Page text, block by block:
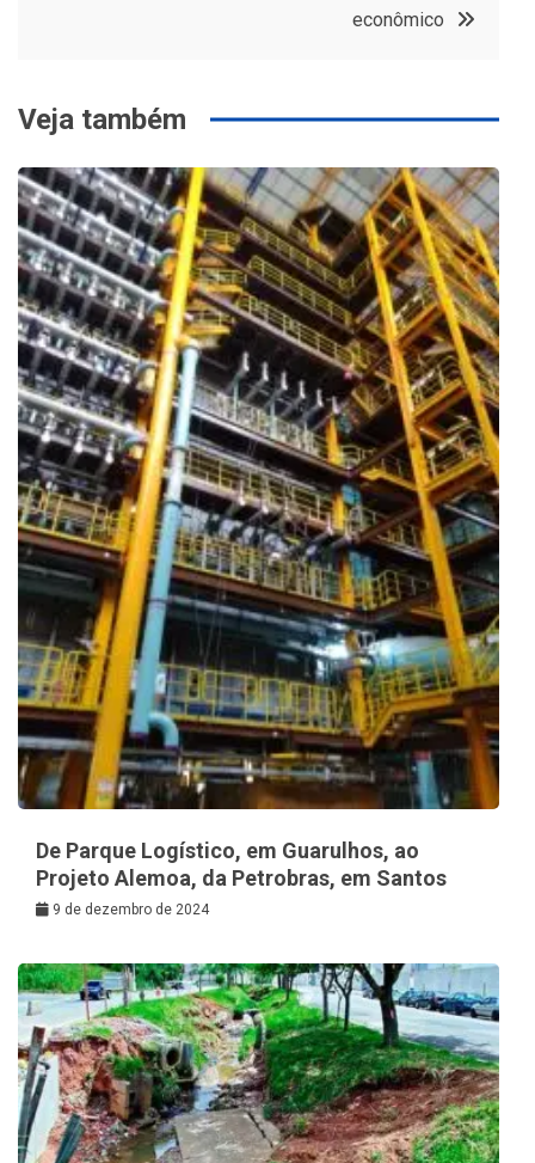
econômico
Veja também
De Parque Logístico, em Guarulhos, ao
Projeto Alemoa, da Petrobras, em Santos
9 de dezembro de 2024